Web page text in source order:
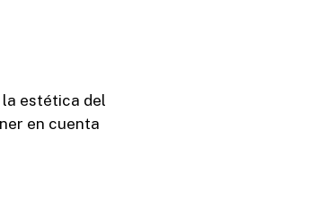
la estética del
en cuenta